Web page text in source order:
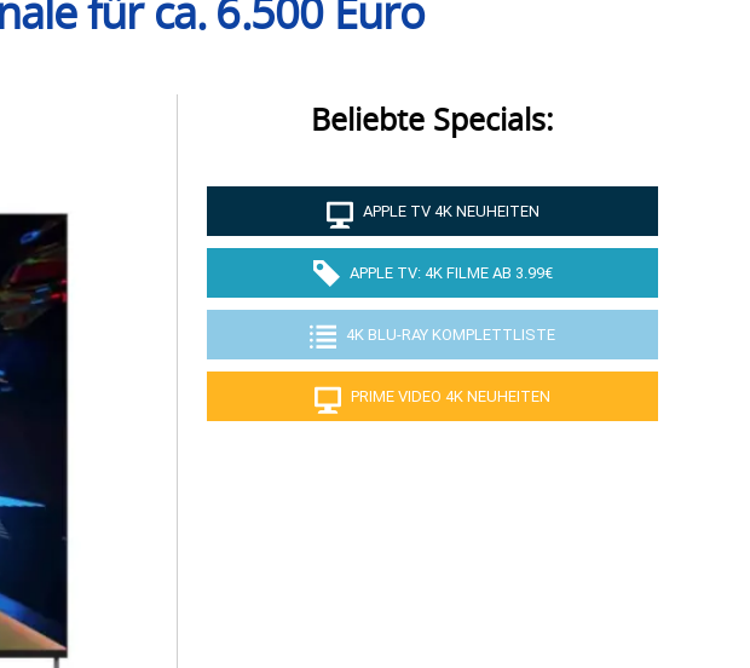
für ca. 6.500 Euro
Beliebte Specials:
APPLE TV 4K NEUHEITEN
APPLE TV: 4K FILME AB 3.99€
4K BLU-RAY KOMPLETTLISTE
PRIME VIDEO 4K NEUHEITEN